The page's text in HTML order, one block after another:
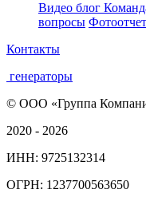
Видео блог
вопросы
Контакты
генераторы
© ООО «Группа
2020 - 2026
ИНН: 9725132314
ОГРН: 1237700563650